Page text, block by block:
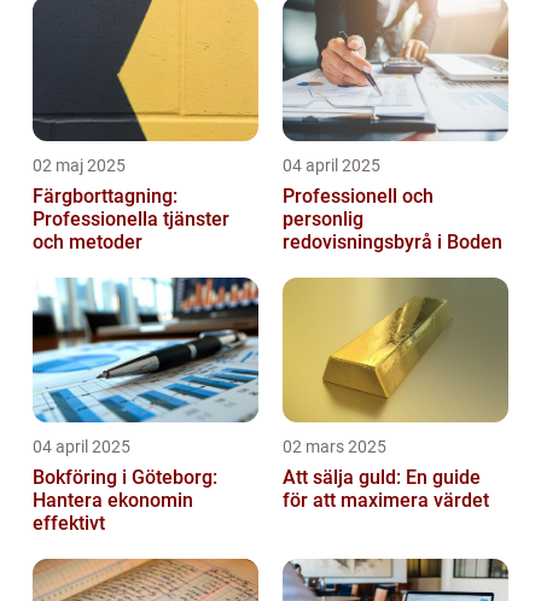
02 maj 2025
Färgborttagning:
Professionella tjänster
och metoder
04 april 2025
Professionell och
personlig
redovisningsbyrå i Boden
04 april 2025
Bokföring i Göteborg:
Hantera ekonomin
effektivt
02 mars 2025
Att sälja guld: En guide
för att maximera värdet